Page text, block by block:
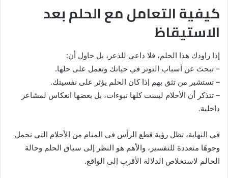
كيفية التعامل مع الحلم بعد
الاستيقاظ
إذا راودك هذا الحلم، فلا داعي للذعر، بل حاول أن:
– تبحث عن أسباب التوتر في حياتك وتعمل على حلها.
– تستشير من تثق بهم إذا كان الحلم يؤثر على نفسيتك.
– تتذكر أن الأحلام ليست كلها نبوءات، بل بعضها انعكاس لمشاعر
داخلية.
في النهاية، تظل رؤية قطع الرأس في المنام من الأحلام التي تحمل
وجوهًا متعددة للتفسير، والأهم هو النظر إلى سياق الحلم وحالة
الحالم لاستخلاص الدلالة الأقرب إلى الواقع.